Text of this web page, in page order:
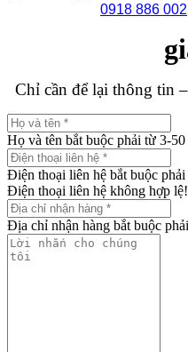
0918 886 002
Chỉ cần để lại thông tin
Họ và tên bắt buộc phải từ 3-
Điện thoại liên hệ bắt buộc
Điện thoại liên hệ không hợp lệ!
Địa chỉ nhận hàng bắt buộc